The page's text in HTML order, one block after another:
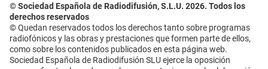
© Sociedad Española de Radiodifusión, S.L.U. 2026. Todos los
derechos reservados
© Quedan reservados todos los derechos tanto sobre programas
radiofónicos y las obras y prestaciones que formen parte de ellos,
como sobre los contenidos publicados en esta página web.
Sociedad Española de Radiodifusión SLU ejerce la oposición